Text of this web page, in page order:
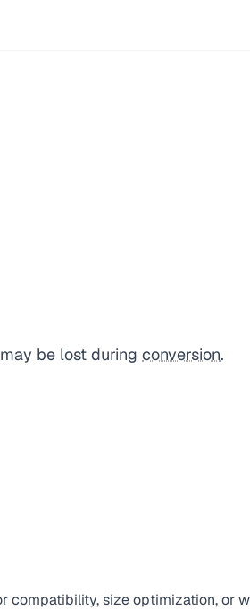
be lost during conversion.
compatibility, size optimization, or